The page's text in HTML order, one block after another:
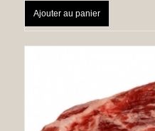
Ajouter au panier